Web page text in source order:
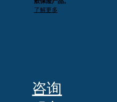
了解更多
咨询